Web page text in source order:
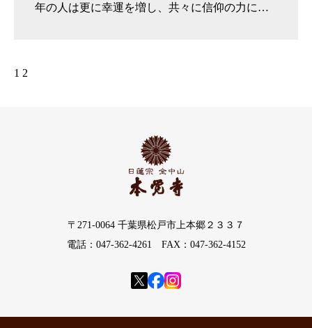
年の人は更に幸運を増し、共々に信仰の力によ
1 2
〒271-0064 千葉県松戸市上本郷２３３７
電話：047-362-4261 FAX：047-362-4152